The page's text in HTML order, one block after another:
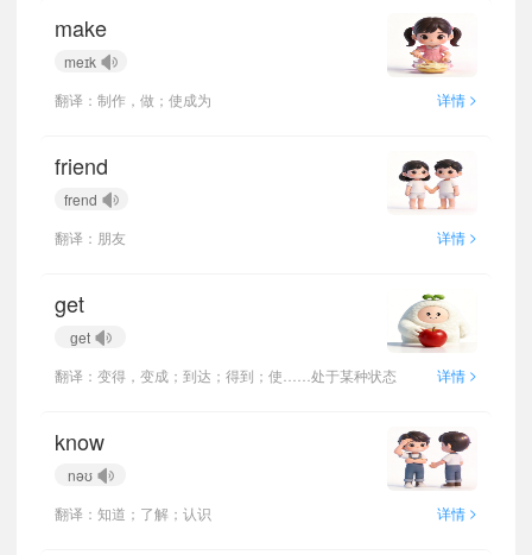
make
meɪk
翻译：制作，做；使成为
详情 >
friend
frend
翻译：朋友
详情 >
get
ɡet
翻译：变得，变成；到达；得到；使……处于某种状态
详情 >
know
nəʊ
翻译：知道；了解；认识
详情 >